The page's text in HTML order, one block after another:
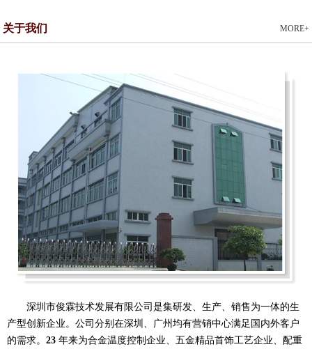
MORE+
关于我们
深圳市俊霖技术发展有限公司是集研发、生产、销售为一体的生
产型创新企业。公司分别在深圳、广州均有营销中心满足国内外客户
的需求。 23 年来为合金温度控制企业、五金精品首饰工艺企业、配重